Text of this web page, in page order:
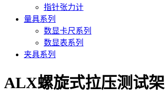
指针张力计
量具系列
数显卡尺系列
数显表系列
夹具系列
ALX螺旋式拉压测试架